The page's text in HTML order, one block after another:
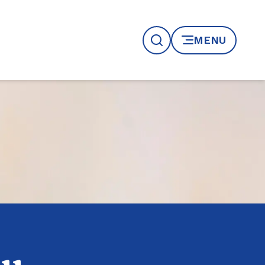
RechercheMENU